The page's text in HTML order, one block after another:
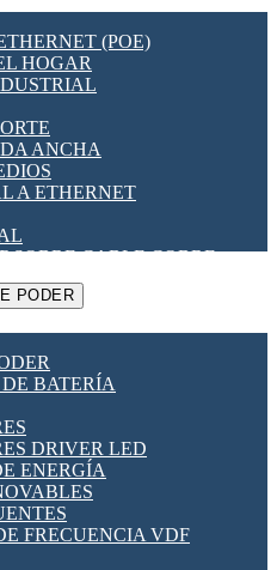
[VDF]
SSR
CABLE
(POE)
HOGAR
ANCHA
A ETHERNET
SOBRE CABLE COBRE
IOT
PODER
BATERÍA
DRIVER LED
ENERGÍA
FRECUENCIA VDF